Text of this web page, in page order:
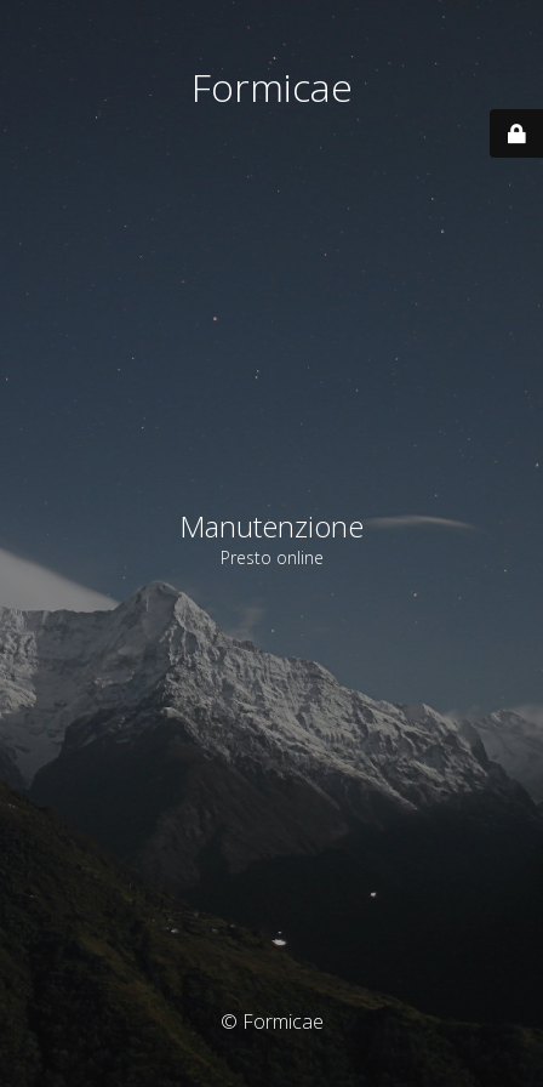
Formicae
Manutenzione
Presto online
© Formicae